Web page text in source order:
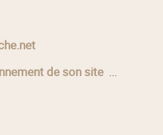
de son site...